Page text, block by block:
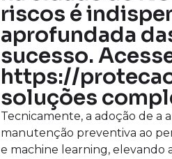
riscos é
aprofundada
sucesso.
https://
soluções
Tecnicamente, a adoção de a
manutenção preventiva ao
e machine learning, elevando